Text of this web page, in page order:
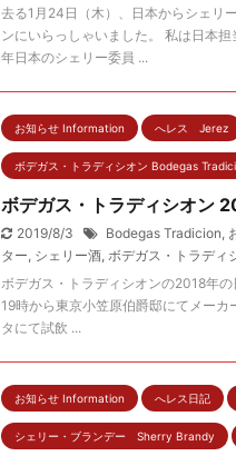
去る1月24日（木）、日本からシェリ
ンにいらっしゃいました。 私は日本
年日本のシェリー委員 ...
お知らせ Information へレス Jerez
ボデガス・トラディシオン Bodegas
ボデガス・トラディシオン
2019/8/3 Bodegas Tradicion,
ター, シェリー酒, ボデガス・トラディ
ボデガス・トラディシオンの2018年の
19時から東京小笠原伯爵邸にてメー
タにて試飲 ...
お知らせ Information へレス日記
シェリー・ブランデー Sherry Brandy